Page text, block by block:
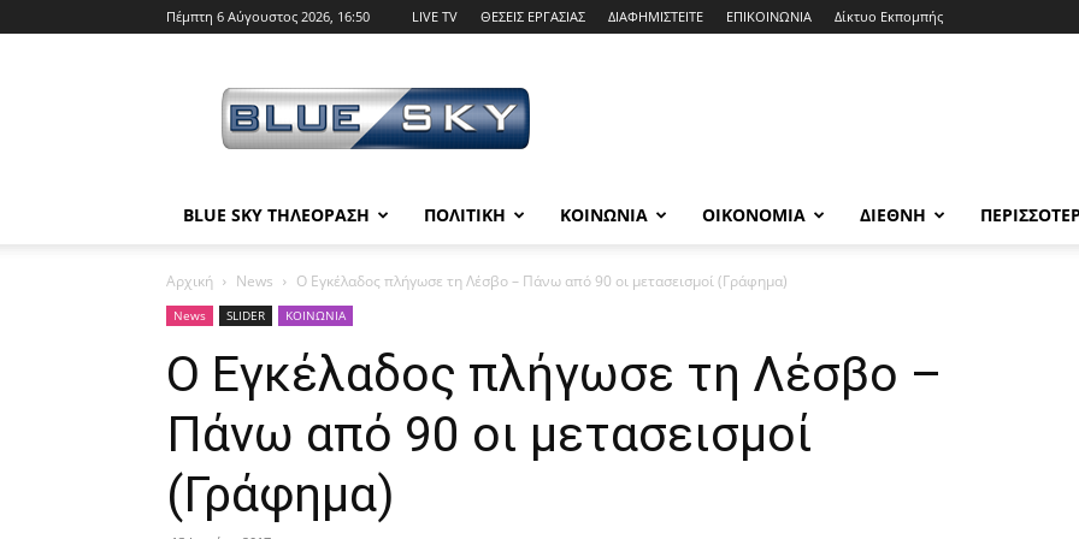
Πέμπτη 6 Αύγουστος 2026, 16:50 LIVE TV ΘΕΣΕΙΣ ΕΡΓΑΣΙΑΣ ΔΙΑΦΗΜΙΣΤΕΙΤΕ ΕΠΙΚΟΙΝΩΝΙΑ Δίκτυο Εκπομπής
SKY
BLUE SKY ΤΗΛΕΟΡΑΣΗ ΠΟΛΙΤΙΚΗ ΚΟΙΝΩΝΙΑ ΟΙΚΟΝΟΜΙΑ ΔΙΕΘΝΗ
Αρχική News Ο Εγκέλαδος πλήγωσε τη Λέσβο – Πάνω από 90 οι μετασεισμοί (Γράφημα)
News SLIDER ΚΟΙΝΩΝΙΑ
Ο Εγκέλαδος πλήγωσε τη Λέσβο –
Πάνω από 90 οι μετασεισμοί
(Γράφημα)